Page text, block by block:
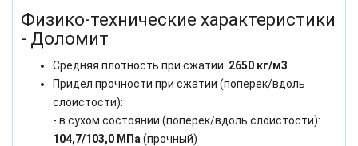
Физико-технические характеристики
- Доломит
Средняя плотность при сжатии: 2650 кг/м3
Придел прочности при сжатии (поперек/вдоль
слоистости):
- в сухом состоянии (поперек/вдоль слоистости):
104,7/103,0 МПа (прочный)